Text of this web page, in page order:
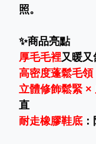
照。
✨商品亮點
厚毛毛裡又暖
高密度蓬鬆毛領
立體修飾鬆緊 ×
直
耐走橡膠鞋底